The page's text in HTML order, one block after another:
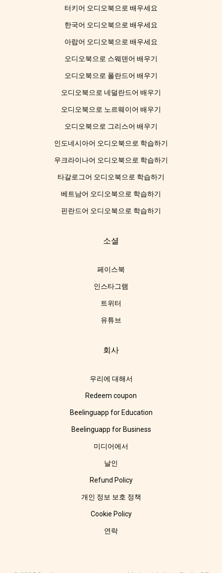
터키어 오디오북으로 배우세요
한국어 오디오북으로 배우세요
아랍어 오디오북으로 배우세요
오디오북으로 스웨덴어 배우기
오디오북으로 폴란드어 배우기
오디오북으로 네덜란드어 배우기
오디오북으로 노르웨이어 배우기
오디오북으로 그리스어 배우기
인도네시아어 오디오북으로 학습하기
우크라이나어 오디오북으로 학습하기
타갈로그어 오디오북으로 학습하기
베트남어 오디오북으로 학습하기
핀란드어 오디오북으로 학습하기
소셜
페이스북
인스타그램
트위터
유튜브
회사
우리에 대해서
Redeem coupon
Beelinguapp for Education
Beelinguapp for Business
미디어에서
날인
Refund Policy
개인 정보 보호 정책
Cookie Policy
연락